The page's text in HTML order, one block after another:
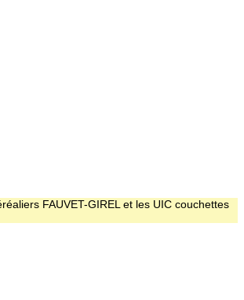
FAUVET-GIREL et les UIC couchettes